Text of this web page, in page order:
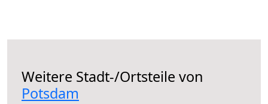
Weitere Stadt-/Ortsteile von
Potsdam